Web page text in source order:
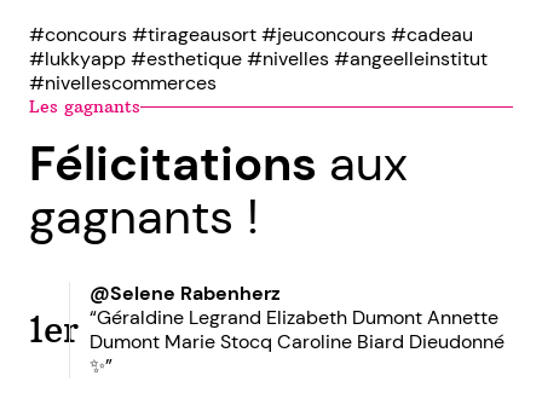
#concours #tirageausort #jeuconcours #cadeau
#lukkyapp #esthetique #nivelles #angeelleinstitut
#nivellescommerces
Les gagnants
Félicitations aux
gagnants !
1er
@Selene Rabenherz
“Géraldine Legrand Elizabeth Dumont Annette
Dumont Marie Stocq Caroline Biard Dieudonné
✨”